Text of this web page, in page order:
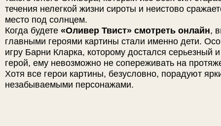
течения нелегкой жизни сироты и неистово
место под солнцем.
Когда будете «Оливер Твист» смотреть онлайн,
главными героями картины стали именно дети.
игру Барни Кларка, которому достался серьезный
герой, ему невозможно не сопереживать на
Хотя все герои картины, безусловно, порадуют
незабываемыми персонажами.